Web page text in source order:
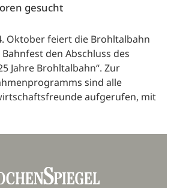
gesucht
Oktober feiert die Brohltalbahn
den Abschluss des
Jahre Brohltalbahn“. Zur
sind alle
aufgerufen, mit